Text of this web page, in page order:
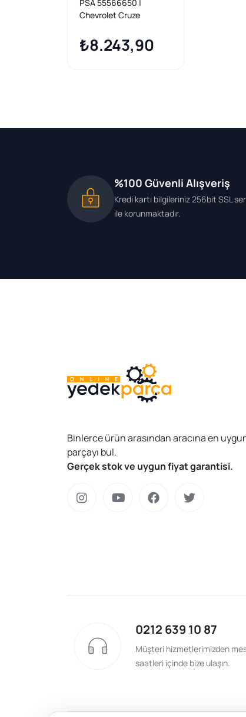
PSA 55566650 |
Chevrolet Cruze
Sensörü Orijinal
₺8.243,90
%100 Güvenli Alışveriş
Kredi kartı bilgileriniz 256bit SSL
ile korunmaktadır.
Binlerce ürün arasından aracına en
parçayı bul.
Gerçek stok ve uygun fiyat garantisi.
0212 639 10 87
Müşteri hizmetlerimizden
saatleri içinde bize ulaşın.